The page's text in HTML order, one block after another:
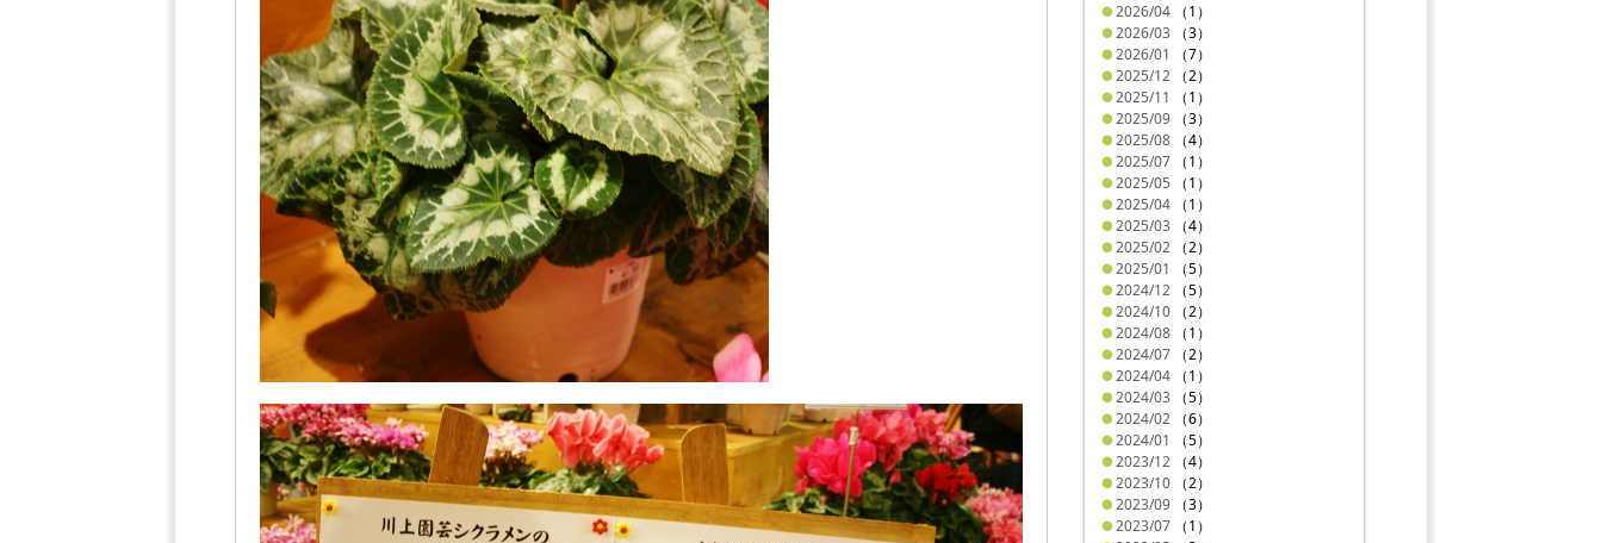
2026/04 （1）
2026/03 （3）
2026/01
（7）
2025/12 （2）
2025/11
（1）
2025/09 （3）
2025/08 （4）
2025/07 （1）
2025/05 （1）
2025/04 （1）
2025/03 （4）
2025/02 （2）
2025/01
（5）
2024/12 （5）
2024/10 （2）
2024/08 （1）
2024/07 （2）
2024/04 （1）
2024/03 （5）
2024/02 （6）
2024/01
（5）
2023/12 （4）
2023/10 （2）
2023/09 （3）
2023/07 （1）